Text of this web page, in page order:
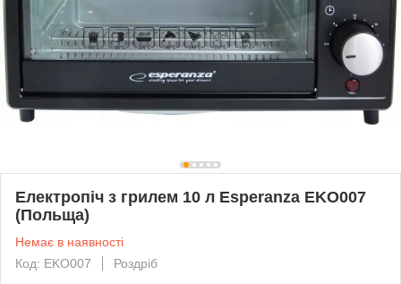
Електропіч з грилем 10 л Esperanza EKO007
(Польща)
Немає в наявності
Код: EKO007
Роздріб